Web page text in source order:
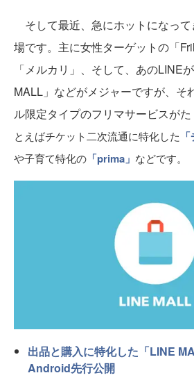
そして最近、急にホットになっ
場です。主に女性ターゲットの「
「メルカリ」、そして、あのLINE
MALL」などがメジャーですが、そ
ル限定タイプのフリマサービスがた
とえばチケット二次流通に特化した
や子育て特化の 「prima」 などです。
出品と購入に特化した「LINE
Android先行公開